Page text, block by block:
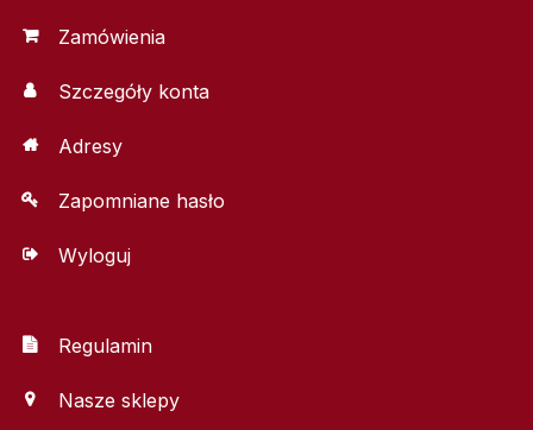
Zamówienia
Szczegóły konta
Adresy
Zapomniane hasło
Wyloguj
Regulamin
Nasze sklepy